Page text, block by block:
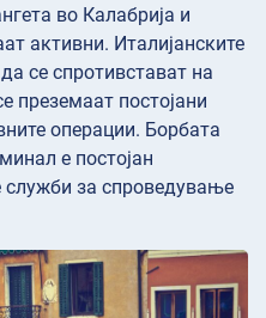
во Калабрија и
активни. Италијанските
се спротивстават на
преземаат постојани
операции. Борбата
е постојан
служби за спроведување